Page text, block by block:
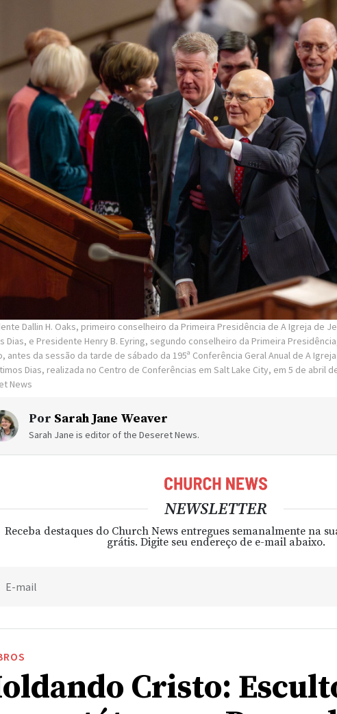
Dallin H. Oaks, primeiro conselheiro da Primeira Presidência de A Igreja de
Dias, e Presidente Henry B. Eyring, segundo conselheiro da Primeira
antes da sessão da tarde de sábado da 195ª Conferência Geral Anual de A
Dias, realizada no Centro de Conferências em Salt Lake City, em 5 de abril
News
Por Sarah Jane Weaver
Sarah Jane is editor of the Deseret News.
NEWSLETTER
Receba destaques do Church News entregues semanalmente na
grátis. Digite seu endereço de e-mail abaixo.
E-mail
Cristo: